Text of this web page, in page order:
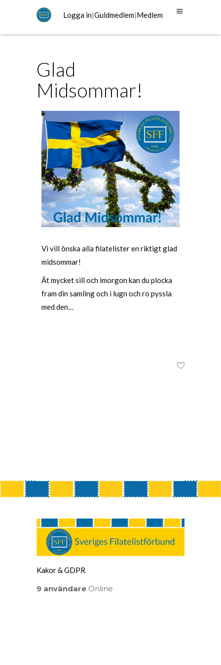
Logga in|Guldmedlem|Medlem
Glad
Midsommar!
Vi vill önska alla filatelister en riktigt glad
midsommar!
Ät mycket sill och imorgon kan du plocka
fram din samling och i lugn och ro pyssla
med den…
Kakor & GDPR
9 användare Online